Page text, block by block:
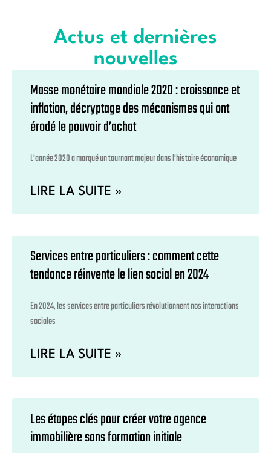
Actus et dernières
nouvelles
Masse monétaire mondiale 2020 : croissance et
inflation, décryptage des mécanismes qui ont
érodé le pouvoir d’achat
L'année 2020 a marqué un tournant majeur dans l'histoire économique
LIRE LA SUITE »
Services entre particuliers : comment cette
tendance réinvente le lien social en 2024
En 2024, les services entre particuliers révolutionnent nos interactions
sociales
LIRE LA SUITE »
Les étapes clés pour créer votre agence
immobilière sans formation initiale